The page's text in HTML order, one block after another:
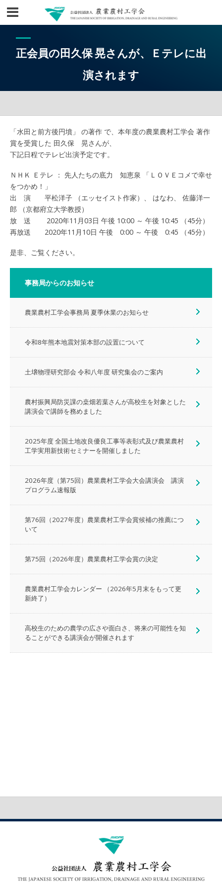
正会員の田久保 晃さんが、Ｅテレに出
演されます
「水田と前方後円墳」 の著作 で、本年度の農業農村工学会 著作
賞を受賞した 田久保 晃さんが、
下記日程でテレビ出演予定です。
ＮＨＫ Ｅテレ ： 先人たちの底力 知恵泉 「ＬＯＶＥコメで幸せ
をつかめ！」
出 演 平松洋子 （エッセイスト作家）、 はなわ、 佐藤洋一
郎 （京都府立大学教授）
放 送 2020年11月03日 午後 10:00 ～ 午後 10:45 （45分）
再放送 2020年11月10日 午後 0:00 ～ 午後 0:45 （45分）
是非、ご覧ください。
事務局からのお知らせ
農業農村工学会事務局 夏季休業のお知らせ
令和8年熊本地震対策本部の設置について
土壌物理研究部会 令和八年度 研究集会のご案内
農村振興局防災課の桒畑若葉さんが高校生を対象とした
講演会で講師を務めました
2025年度 全国土地改良優良工事等表彰式及び農業農村
工学実用新技術セミナーを開催しました
2026年度（第75回）農業農村工学会大会講演会 講演
プログラム速報版
第76回（2027年度）農業農村工学会賞候補の推薦につ
いて
第75回（2026年度）農業農村工学会賞の決定
農業農村工学会カレンダー （2026年5月末をもって更
新終了）
高校生のための農学の広さや面白さ、将来の可能性を知
ることができる講演会が開催されます